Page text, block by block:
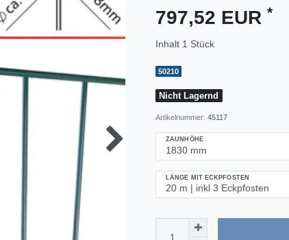
797,52 EUR *
Inhalt 1 Stück
50210
Nicht Lagernd
Artikelnummer: 45117
ZAUNHÖHE
LÄNGE MIT ECKPFOSTEN